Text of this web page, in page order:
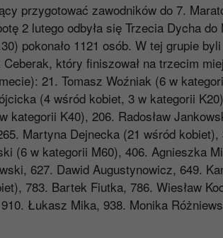
przygotować zawodników do 7.
2 lutego odbyła się Trzecia Dycha do
pokonało 1121 osób. W tej grupie
który finiszował na trzecim
21. Tomasz Woźniak (6 w
(4 wśród kobiet, 3 w kategorii
kategorii K40), 206. Radosław
Martyna Dejnecka (21 wśród
(6 w kategorii M60), 406. Agnieszka
627. Dawid Augustynowicz, 649.
783. Bartek Fiutka, 786. Wiesław
Łukasz Mika, 938. Monika